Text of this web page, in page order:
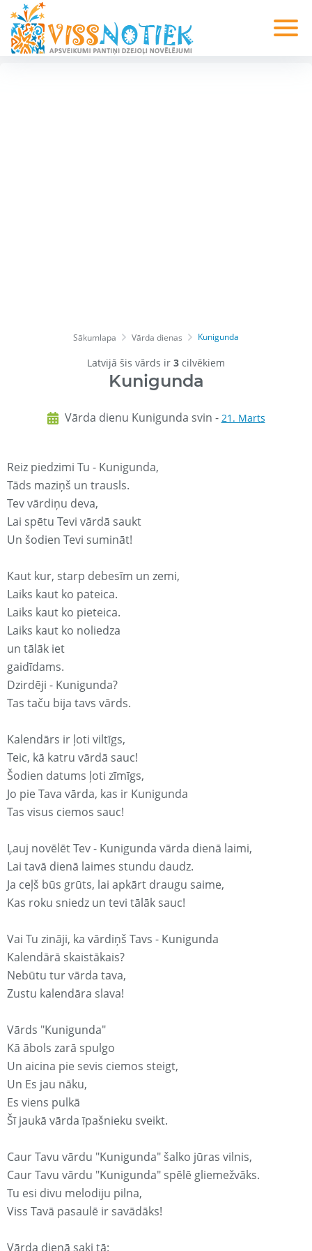
Sākumlapa Vārda dienas Kunigunda
Latvijā šis vārds ir 3 cilvēkiem
Kunigunda
Vārda dienu Kunigunda svin - 21. Marts
Reiz piedzimi Tu - Kunigunda,
Tāds maziņš un trausls.
Tev vārdiņu deva,
Lai spētu Tevi vārdā saukt
Un šodien Tevi sumināt!
Kaut kur, starp debesīm un zemi,
Laiks kaut ko pateica.
Laiks kaut ko pieteica.
Laiks kaut ko noliedza
un tālāk iet
gaidīdams.
Dzirdēji - Kunigunda?
Tas taču bija tavs vārds.
Kalendārs ir ļoti viltīgs,
Teic, kā katru vārdā sauc!
Šodien datums ļoti zīmīgs,
Jo pie Tava vārda, kas ir Kunigunda
Tas visus ciemos sauc!
Ļauj novēlēt Tev - Kunigunda vārda dienā laimi,
Lai tavā dienā laimes stundu daudz.
Ja ceļš būs grūts, lai apkārt draugu saime,
Kas roku sniedz un tevi tālāk sauc!
Vai Tu zināji, ka vārdiņš Tavs - Kunigunda
Kalendārā skaistākais?
Nebūtu tur vārda tava,
Zustu kalendāra slava!
Vārds "Kunigunda"
Kā ābols zarā spulgo
Un aicina pie sevis ciemos steigt,
Un Es jau nāku,
Es viens pulkā
Šī jaukā vārda īpašnieku sveikt.
Caur Tavu vārdu "Kunigunda" šalko jūras vilnis,
Caur Tavu vārdu "Kunigunda" spēlē gliemežvāks.
Tu esi divu melodiju pilna,
Viss Tavā pasaulē ir savādāks!
Vārda dienā saki tā: